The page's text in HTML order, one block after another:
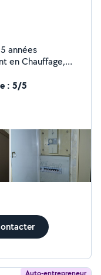
en Chauffage,
téléphoniques...
: 5/5
Auto-entrepreneur